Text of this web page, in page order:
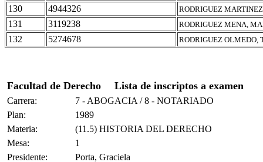
130 4944326 RODRIGUEZ
131 3119238 RODRIGUEZ MENA,
132 5274678 RODRIGUEZ OLMEDO,
Facultad de Derecho Lista de inscriptos a examen
Carrera:
7 - ABOGACIA / 8 - NOTARIADO
Plan:
1989
Materia:
(11.5) HISTORIA DEL DERECHO
Mesa:
1
Presidente:
Porta, Graciela